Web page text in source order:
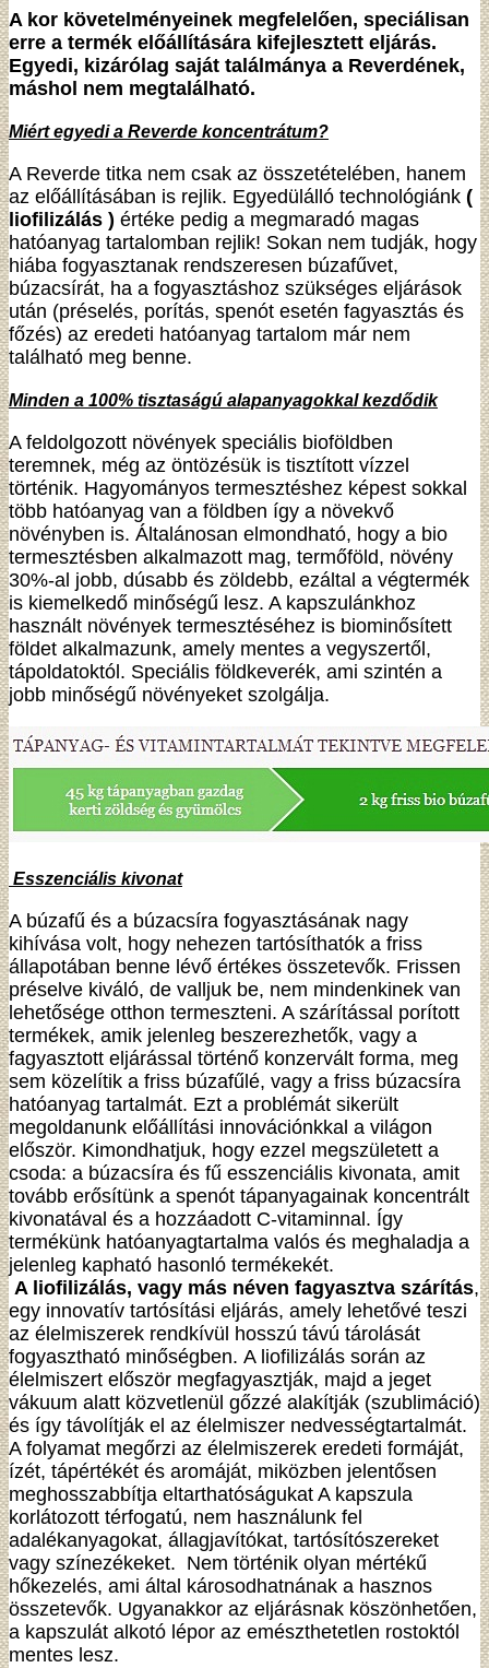
A kor követelményeinek megfelelően, speciálisan
erre a termék előállítására kifejlesztett eljárás.
Egyedi, kizárólag saját találmánya a Reverdének,
máshol nem megtalálható.
Miért egyedi a Reverde koncentrátum?
A Reverde titka nem csak az összetételében, hanem
az előállításában is rejlik. Egyedülálló technológiánk (
liofilizálás ) értéke pedig a megmaradó magas
hatóanyag tartalomban rejlik! Sokan nem tudják, hogy
hiába fogyasztanak rendszeresen búzafűvet,
búzacsírát, ha a fogyasztáshoz szükséges eljárások
után (préselés, porítás, spenót esetén fagyasztás és
főzés) az eredeti hatóanyag tartalom már nem
található meg benne.
Minden a 100% tisztaságú alapanyagokkal kezdődik
A feldolgozott növények speciális bioföldben
teremnek, még az öntözésük is tisztított vízzel
történik. Hagyományos termesztéshez képest sokkal
több hatóanyag van a földben így a növekvő
növényben is. Általánosan elmondható, hogy a bio
termesztésben alkalmazott mag, termőföld, növény
30%-al jobb, dúsabb és zöldebb, ezáltal a végtermék
is kiemelkedő minőségű lesz. A kapszulánkhoz
használt növények termesztéséhez is biominősített
földet alkalmazunk, amely mentes a vegyszertől,
tápoldatoktól. Speciális földkeverék, ami szintén a
jobb minőségű növényeket szolgálja.
Esszenciális kivonat
A búzafű és a búzacsíra fogyasztásának nagy
kihívása volt, hogy nehezen tartósíthatók a friss
állapotában benne lévő értékes összetevők. Frissen
préselve kiváló, de valljuk be, nem mindenkinek van
lehetősége otthon termeszteni. A szárítással porított
termékek, amik jelenleg beszerezhetők, vagy a
fagyasztott eljárással történő konzervált forma, meg
sem közelítik a friss búzafűlé, vagy a friss búzacsíra
hatóanyag tartalmát. Ezt a problémát sikerült
megoldanunk előállítási innovációnkkal a világon
először. Kimondhatjuk, hogy ezzel megszületett a
csoda: a búzacsíra és fű esszenciális kivonata, amit
tovább erősítünk a spenót tápanyagainak koncentrált
kivonatával és a hozzáadott C-vitaminnal. Így
termékünk hatóanyagtartalma valós és meghaladja a
jelenleg kapható hasonló termékekét.
A liofilizálás, vagy más néven fagyasztva szárítás,
egy innovatív tartósítási eljárás, amely lehetővé teszi
az élelmiszerek rendkívül hosszú távú tárolását
fogyasztható minőségben. A liofilizálás során az
élelmiszert először megfagyasztják, majd a jeget
vákuum alatt közvetlenül gőzzé alakítják (szublimáció)
és így távolítják el az élelmiszer nedvességtartalmát.
A folyamat megőrzi az élelmiszerek eredeti formáját,
ízét, tápértékét és aromáját, miközben jelentősen
meghosszabbítja eltarthatóságukat A kapszula
korlátozott térfogatú, nem használunk fel
adalékanyagokat, állagjavítókat, tartósítószereket
vagy színezékeket. Nem történik olyan mértékű
hőkezelés, ami által károsodhatnának a hasznos
összetevők. Ugyanakkor az eljárásnak köszönhetően,
a kapszulát alkotó lépor az emészthetetlen rostoktól
mentes lesz.